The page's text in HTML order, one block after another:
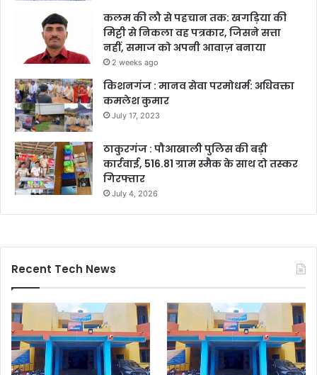
कलम की लौ से पहचान तक: खगड़िया की
मिट्टी से निकला वह पत्रकार, जिसने सत्ता
नहीं, समाज को अपनी आवाज़ बनाया
2 weeks ago
किशनगंज : मानव सेवा परमोधर्म: अधिवक्ता
कमलेश कुमार
July 17, 2023
ठाकुरगंज : पौआखाली पुलिस की बड़ी
कार्रवाई, 516.81 ग्राम स्मैक के साथ दो तस्कर
गिरफ्तार
July 4, 2026
Recent Tech News